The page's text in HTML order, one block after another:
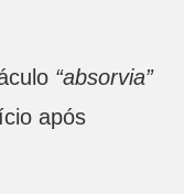
“absorvia”
após